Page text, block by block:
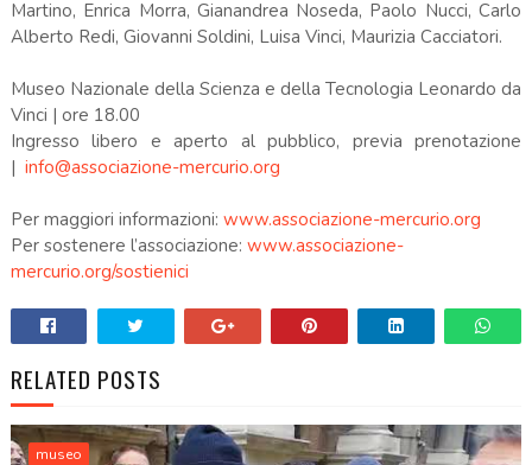
Martino, Enrica Morra, Gianandrea Noseda, Paolo Nucci, Carlo
Alberto Redi, Giovanni Soldini, Luisa Vinci, Maurizia Cacciatori.
Museo Nazionale della Scienza e della Tecnologia Leonardo da
Vinci | ore 18.00
Ingresso libero e aperto al pubblico, previa prenotazione
| info@associazione-mercurio.org
Per maggiori informazioni: www.associazione-mercurio.org
Per sostenere l’associazione: www.associazione-
mercurio.org/sostienici
RELATED POSTS
museo